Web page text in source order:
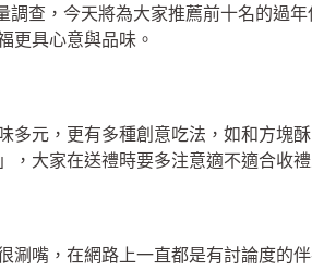
調查，今天將為大家推薦前十名的過
更具心意與品味。
多元，更有多種創意吃法，如和方塊
大家在送禮時要多注意適不適合收禮
涮嘴，在網路上一直都是有討論度的